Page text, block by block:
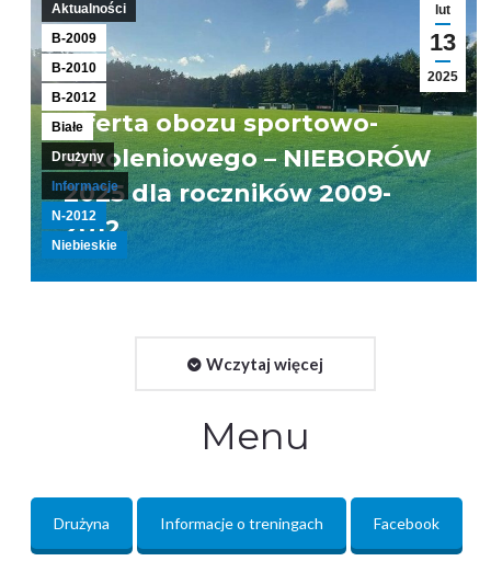
lut
13
2025
Aktualności
B-2009
B-2010
B-2012
Białe
Drużyny
Informacje
N-2012
Niebieskie
Oferta obozu sportowo-
szkoleniowego – NIEBORÓW
2025 dla roczników 2009-
2012
Wczytaj więcej
Menu
Drużyna Informacje o treningach Facebook